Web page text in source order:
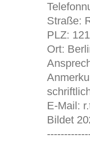
Straße:
PLZ:
Ort:
E-Mail:
Bildet